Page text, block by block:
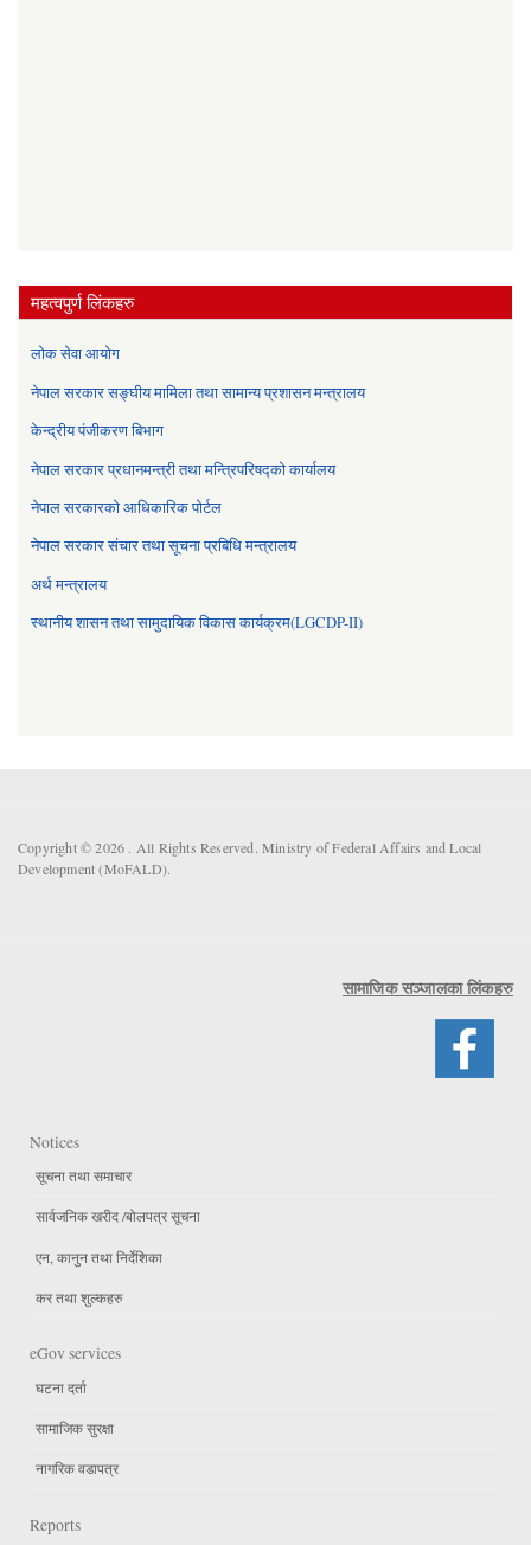
महत्वपुर्ण लिंकहरु
लोक सेवा आयोग
नेपाल सरकार सङ्घीय मामिला तथा सामान्य प्रशासन मन्त्रालय
केन्द्रीय पंजीकरण बिभाग
नेपाल सरकार प्रधानमन्त्री तथा मन्त्रिपरिषद्को कार्यालय
नेपाल सरकारको आधिकारिक पोर्टल
नेपाल सरकार संचार तथा सूचना प्रबिधि मन्त्रालय
अर्थ मन्त्रालय
स्थानीय शासन तथा सामुदायिक विकास कार्यक्रम(LGCDP-II)
Copyright © 2026 . All Rights Reserved. Ministry of Federal Affairs and Local
Development (MoFALD).
सामाजिक सञ्जालका लिंकहरु
Notices
सूचना तथा समाचार
सार्वजनिक खरीद /बोलपत्र सूचना
एन, कानुन तथा निर्देशिका
कर तथा शुल्कहरु
eGov services
घटना दर्ता
सामाजिक सुरक्षा
नागरिक वडापत्र
Reports